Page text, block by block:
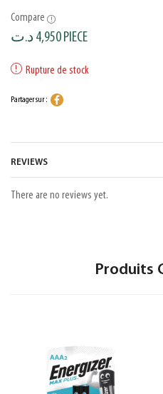
Compare
4,950د.ت PIECE
Rupture de stock
Partager sur :
REVIEWS
There are no reviews yet.
Produits